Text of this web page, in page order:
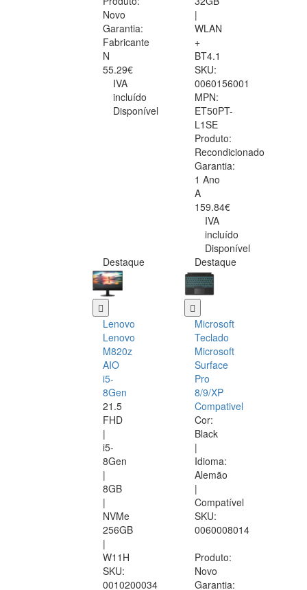
Novo
Garantia:
Fabricante
N
55.29€
IVA
incluído
Disponível
|
WLAN
+
BT4.1
SKU:
0060156001
MPN:
ET50PT-
L1SE
Produto:
Recondicionado
Garantia:
1 Ano
A
159.84€
IVA
incluído
Disponível
Destaque
Lenovo
Lenovo
M820z
AIO
i5-
8Gen
21.5
FHD
|
i5-
8Gen
|
8GB
|
NVMe
256GB
|
W11H
SKU:
0010200034
Destaque
Microsoft
Teclado
Microsoft
Surface
Pro
8/9/XP
Compativel
Cor:
Black
|
Idioma:
Alemão
|
Compatível
SKU:
0060008014
Produto:
Novo
Garantia: